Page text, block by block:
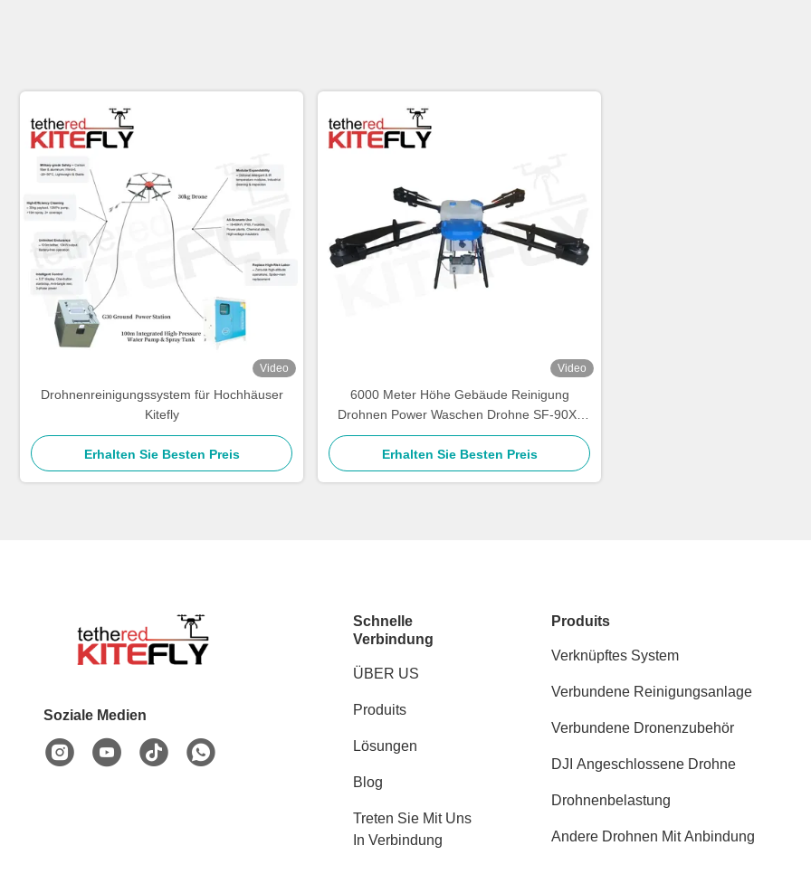
Video
Drohnenreinigungssystem für Hochhäuser
Kitefly
Erhalten Sie Besten Preis
Video
6000 Meter Höhe Gebäude Reinigung
Drohnen Power Waschen Drohne SF-90X-
150 Kitefly
Erhalten Sie Besten Preis
Soziale Medien
Schnelle
Verbindung
ÜBER US
Produits
Lösungen
Blog
Treten Sie Mit Uns
In Verbindung
Produits
Verknüpftes System
Verbundene Reinigungsanlage
Verbundene Dronenzubehör
DJI Angeschlossene Drohne
Drohnenbelastung
Andere Drohnen Mit Anbindung